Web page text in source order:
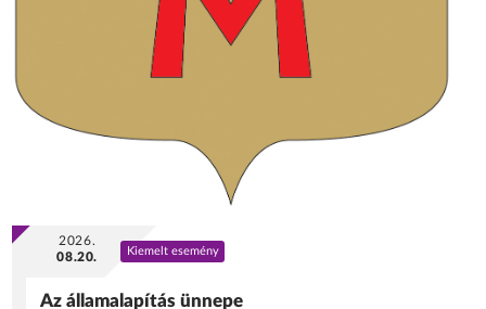
2026.
08.20.
Kiemelt esemény
Az államalapítás ünnepe